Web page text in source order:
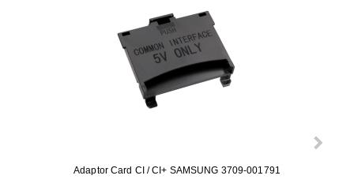
Adaptor Card CI / CI+ SAMSUNG 3709-001791